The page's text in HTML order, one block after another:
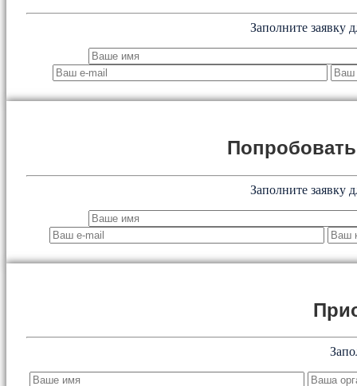
Заполните заявку
Заполните заявку